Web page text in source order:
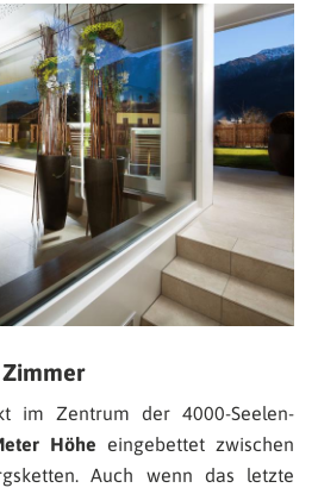
im Zentrum der 4000-Seelen-
Höhe eingebettet zwischen
Auch wenn das letzte